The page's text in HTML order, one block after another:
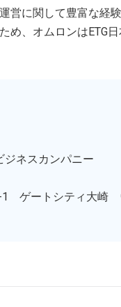
営に関して豊富な経
め、オムロンはETG
ジネスカンパニー
ゲートシティ大崎